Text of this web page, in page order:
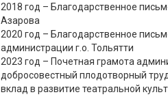
2018 год – Благодарственное
Азарова
2020 год – Благодарственное
администрации г.о. Тольятти
2023 год – Почетная грамота
добросовестный плодотворный
вклад в развитие театральной